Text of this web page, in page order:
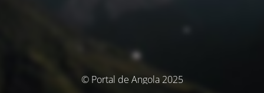
© Portal de Angola 2025